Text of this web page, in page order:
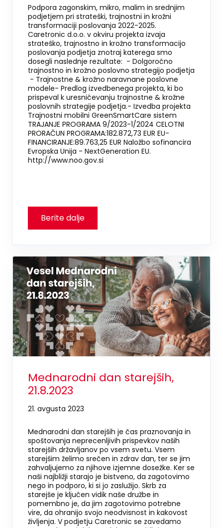
Podpora zagonskim, mikro, malim in srednjim
podjetjem pri strateški, trajnostni in krožni
transformaciji poslovanja 2022-2025.
Caretronic d.o.o. v okviru projekta izvaja
strateško, trajnostno in krožno transformacijo
poslovanja podjetja znotraj katerega smo
dosegli naslednje rezultate: - Dolgoročno
trajnostno in krožno poslovno strategijo podjetja
- Trajnostne & krožno naravnane poslovne
modele- Predlog izvedbenega projekta, ki bo
prispeval k uresničevanju trajnostne & krožne
poslovnih strategije podjetja.- Izvedba projekta
Trajnostni mobilni GreenSmartCare sistem
TRAJANJE PROGRAMA 9/2023-1/2024 CELOTNI
PRORAČUN PROGRAMA:182.872,73 EUR EU-
FINANCIRANJE:89.763,25 EUR Naložbo sofinancira
Evropska Unija - NextGeneration EU.
http://www.noo.gov.si
Mednarodni dan starejših,
21.8.2023
21. avgusta 2023
Mednarodni dan starejših je čas praznovanja in
spoštovanja neprecenljivih prispevkov naših
starejših državljanov po vsem svetu. Vsem
starejšim želimo srečen in zdrav dan, ter se jim
zahvaljujemo za njihove izjemne dosežke. Ker se
naši najbližji starajo je bistveno, da zagotovimo
nego in podporo, ki si jo zaslužijo. Skrb za
starejše je ključen vidik naše družbe in
pomembno je, da jim zagotovimo potrebne
vire, da ohranijo svojo neodvisnost in kakovost
življenja. V podjetju Caretronic se zavedamo